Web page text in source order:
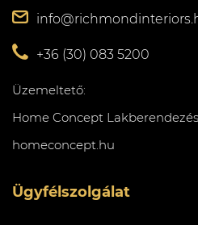
+36 (30) 083 5200
Üzemeltető:
Home Concept
homeconcept.hu
Ügyfélszolgálat